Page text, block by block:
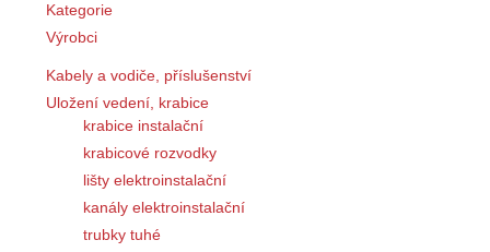
Kategorie
Výrobci
Kabely a vodiče, příslušenství
Uložení vedení, krabice
krabice instalační
krabicové rozvodky
lišty elektroinstalační
kanály elektroinstalační
trubky tuhé